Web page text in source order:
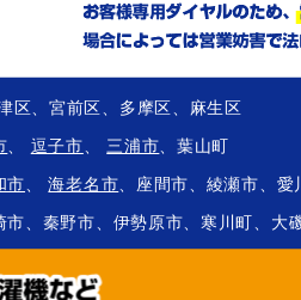
区、南区、保土ケ谷区、磯子区、
、都筑区
区、宮前区、多摩区、麻生区
逗子市 三浦市 、葉山町
市 、海老名市 、座間市、綾瀬市、
市、秦野市、伊勢原市、寒川町、大
町、大井町、松田町、山北町、開